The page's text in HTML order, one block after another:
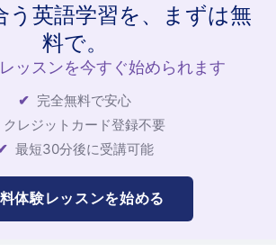
う英語学習を、まずは無
料で。
ッスンを今すぐ始められます
完全無料で安心
クレジットカード登録不要
最短30分後に受講可能
体験レッスンを始める